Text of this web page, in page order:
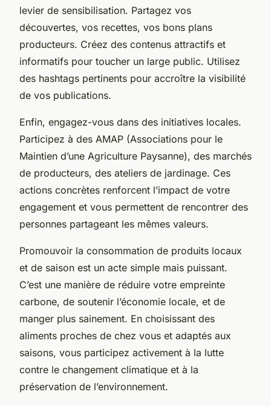
levier de sensibilisation. Partagez vos
découvertes, vos recettes, vos bons plans
producteurs. Créez des contenus attractifs et
informatifs pour toucher un large public. Utilisez
des hashtags pertinents pour accroître la visibilité
de vos publications.
Enfin, engagez-vous dans des initiatives locales.
Participez à des AMAP (Associations pour le
Maintien d’une Agriculture Paysanne), des marchés
de producteurs, des ateliers de jardinage. Ces
actions concrètes renforcent l’impact de votre
engagement et vous permettent de rencontrer des
personnes partageant les mêmes valeurs.
Promouvoir la consommation de produits locaux
et de saison est un acte simple mais puissant.
C’est une manière de réduire votre empreinte
carbone, de soutenir l’économie locale, et de
manger plus sainement. En choisissant des
aliments proches de chez vous et adaptés aux
saisons, vous participez activement à la lutte
contre le changement climatique et à la
préservation de l’environnement.